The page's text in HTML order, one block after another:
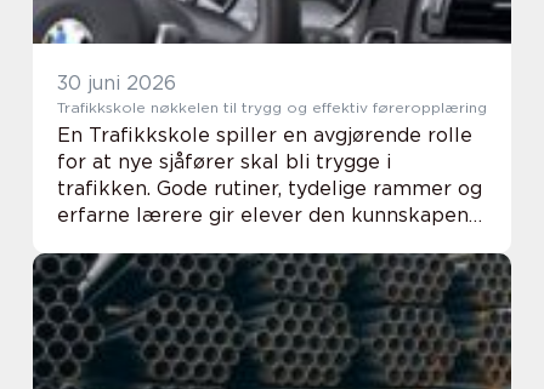
30 juni 2026
Trafikkskole nøkkelen til trygg og effektiv føreropplæring
En Trafikkskole spiller en avgjørende rolle
for at nye sjåfører skal bli trygge i
trafikken. Gode rutiner, tydelige rammer og
erfarne lærere gir elever den kunnskapen
hverdagssituasjoner og mer krevende
forhold på veien...